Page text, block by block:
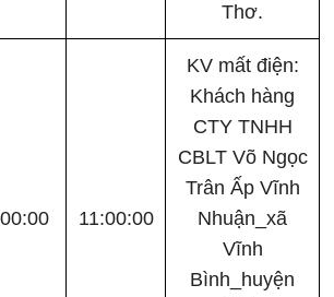
Thơ.
11:00:00
KV mất điện:
Khách hàng
CTY TNHH
CBLT Võ Ngọc
Trân Ấp Vĩnh
Nhuận_xã
Vĩnh
Bình_huyện